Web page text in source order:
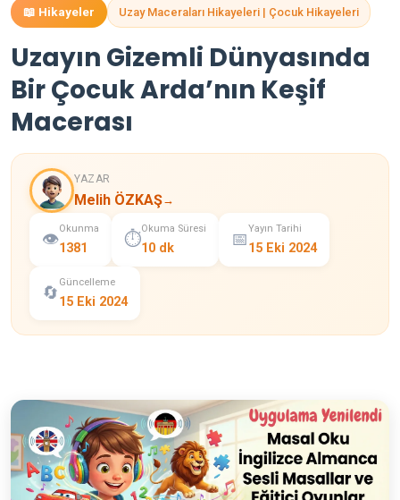
📖 Hikayeler Uzay Maceraları Hikayeleri | Çocuk Hikayeleri
Uzayın Gizemli Dünyasında
Bir Çocuk Arda’nın Keşif
Macerası
YAZAR
Melih ÖZKAŞ→
👁️
Okunma
1381 ⏱️
Okuma Süresi
10 dk 📅
Yayın Tarihi
15 Eki 2024
🔄
Güncelleme
15 Eki 2024